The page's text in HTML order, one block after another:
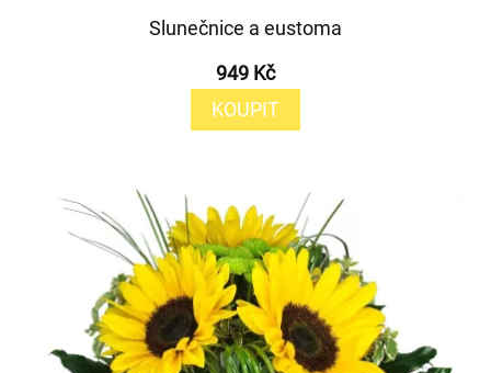
Slunečnice a eustoma
949 Kč
KOUPIT